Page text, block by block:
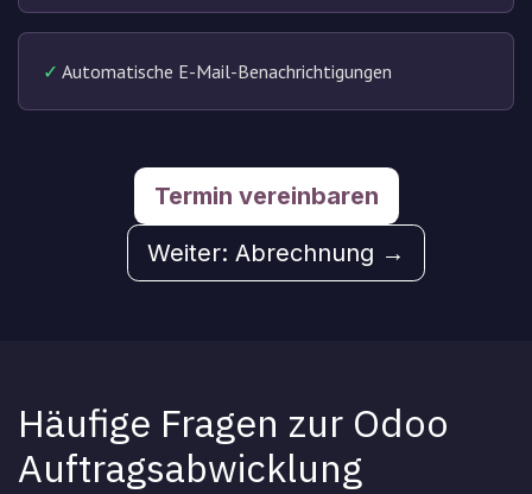
✓ Automatische E-Mail-Benachrichtigungen
Termin vereinbaren
Weiter: Abrechnung →
Häufige Fragen zur Odoo
Auftragsabwicklung